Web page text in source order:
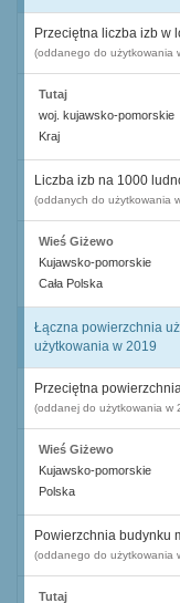
Przeciętna liczba izb w
(oddanego do użytkowania
Tutaj
woj. kujawsko-pomorskie
Kraj
Liczba izb na 1000
(oddanych do użytkowania
Wieś Giżewo
Kujawsko-pomorskie
Cała Polska
Łączna powierzchnia
użytkowania w 2019
Przeciętna
(oddanej do użytkowania w
Wieś Giżewo
Kujawsko-pomorskie
Polska
Powierzchnia budynku
(oddanego do użytkowania
Tutaj